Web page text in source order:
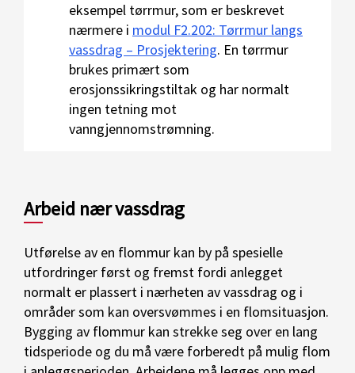
eksempel tørrmur, som er beskrevet
nærmere i modul F2.202: Tørrmur langs
vassdrag – Prosjektering. En tørrmur
brukes primært som
erosjonssikringstiltak og har normalt
ingen tetning mot
vanngjennomstrømning.
Arbeid nær vassdrag
Utførelse av en flommur kan by på spesielle
utfordringer først og fremst fordi anlegget
normalt er plassert i nærheten av vassdrag og i
områder som kan oversvømmes i en flomsituasjon.
Bygging av flommur kan strekke seg over en lang
tidsperiode og du må være forberedt på mulig flom